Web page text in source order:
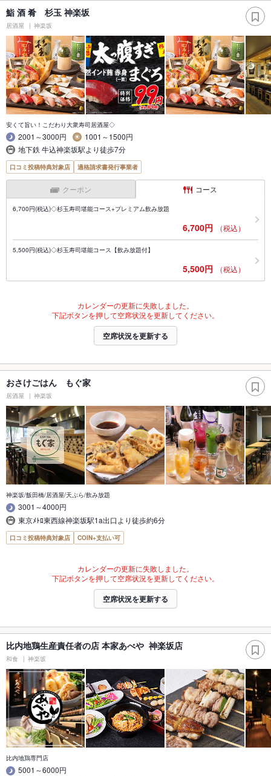
鮨 酒 肴 杉玉 神楽坂
居酒屋 神楽坂
安くて旨い！こだわり大衆寿司居酒屋◇
2001～3000円
1001～1500円
地下鉄 牛込神楽坂駅より徒歩7分
口コミ投稿特典対象店 適格請求書発行事業者
クーポン コース
6,700円(税込)◇杉玉寿司堪能コース+プレミアム飲み放題
6,700円 （税込）
5,500円(税込)◇杉玉寿司堪能コース【飲み放題付】
5,500円 （税込）
カレンダーの更新に失敗しました。
下記ボタンを押して空席状況を更新してください。
空席状況を更新する
おさけごはん もぐ家
居酒屋 神楽坂
神楽坂/飯田橋/居酒屋/天ぷら/飲み放題
3001～4000円
東京ﾒﾄﾛ東西線神楽坂駅1a出口より徒歩約6分
口コミ投稿特典対象店 COIN+支払い可
カレンダーの更新に失敗しました。
下記ボタンを押して空席状況を更新してください。
空席状況を更新する
比内地鶏生産責任者の店 本家あべや 神楽坂店
和食 神楽坂
比内地鶏専門店
5001～6000円